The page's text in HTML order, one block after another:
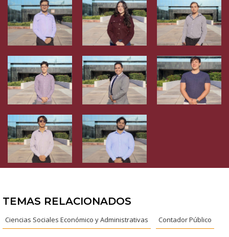
TEMAS RELACIONADOS
Ciencias Sociales Económico y Administrativas Contador Público